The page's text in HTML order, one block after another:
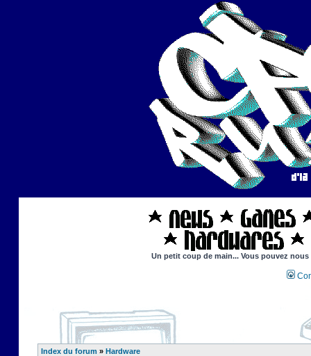
Un petit coup de main... Vous pouvez
Index du forum » Hardware